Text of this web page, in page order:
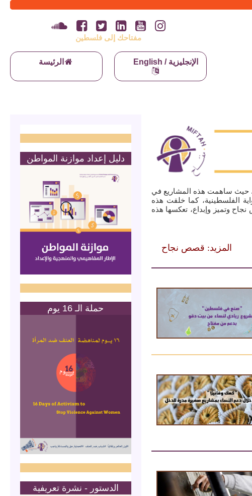
مفتاحك إلى فلسطين
الرئيسة English / الإنجليزية
حيث ساهمت هذه المشاريع في
الفلسطينية، كما خلقت هذه
وتميز وإبداع، تعكسها هذه
المزيد: قصص نجاح
دليل إعداد موازنة المواطن
حملة الـ 16 يوم
الدستور - نشرة تعريفية